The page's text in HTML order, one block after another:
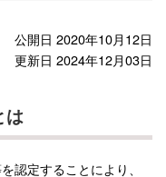
公開日 2020年10月12日
更新日 2024年12月03日
は
認定することにより、